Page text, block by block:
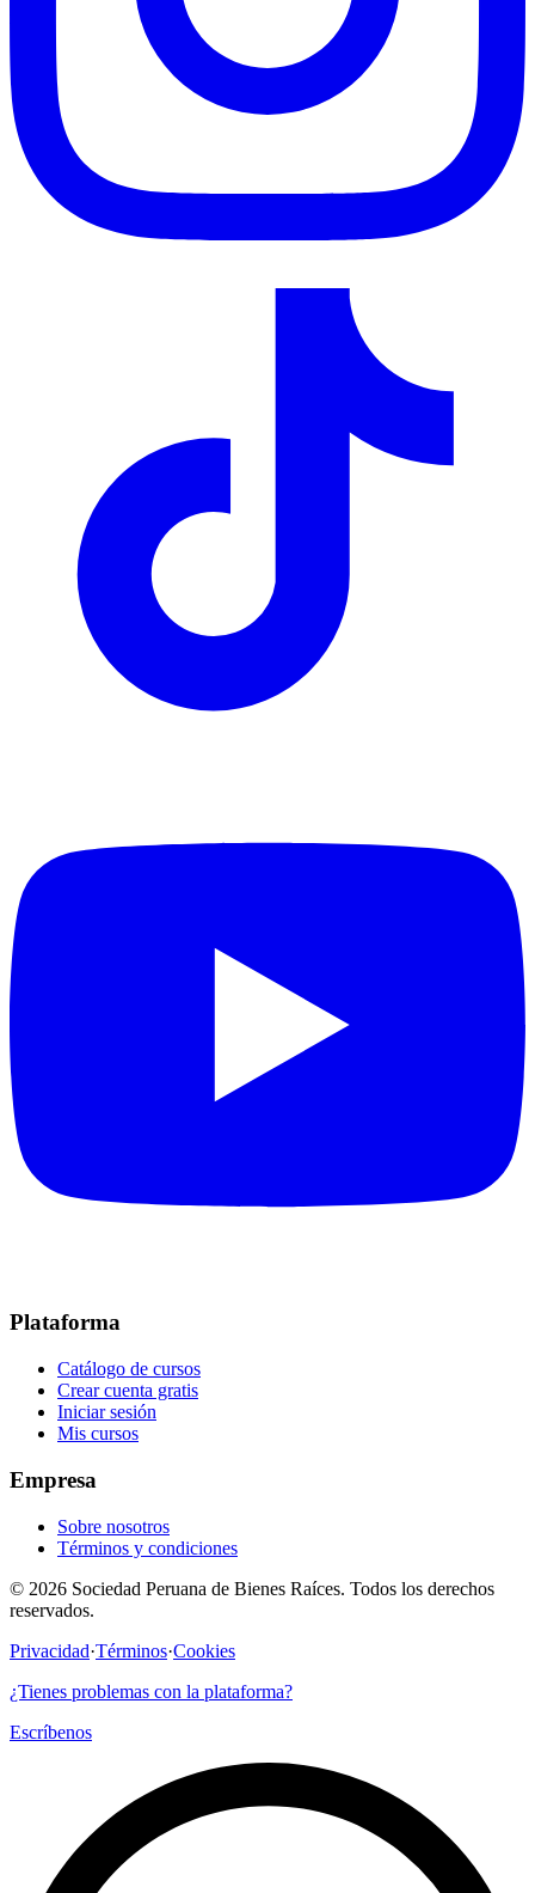
Plataforma
Catálogo de cursos
Crear cuenta gratis
Iniciar sesión
Mis cursos
Empresa
Sobre nosotros
Términos y condiciones
© 2026 Sociedad Peruana de Bienes Raíces. Todos los derechos
reservados.
Privacidad·Términos·Cookies
¿Tienes problemas con la plataforma?
Escríbenos